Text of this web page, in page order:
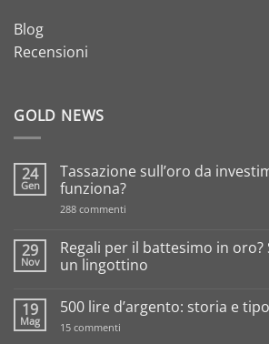
Blog
Recensioni
GOLD NEWS
24
Gen
Tassazione sull’oro da
funziona?
288 commenti
da
investimento:
come
29
Nov
Regali per il battesimo in oro?
un lingottino
su
per
19
Mag
500 lire d’argento: storia e
15 commenti